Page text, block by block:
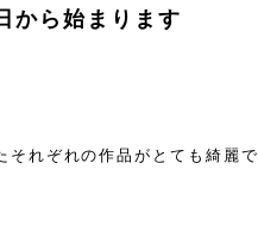
から始まります
それぞれの作品がとても綺麗で